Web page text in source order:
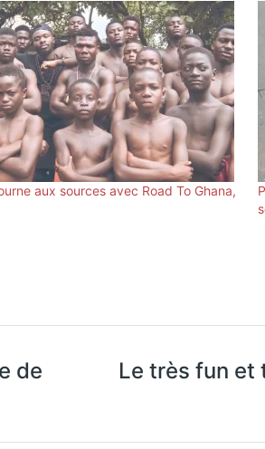
aux sources avec Road To Ghana,
de
Le très fun et